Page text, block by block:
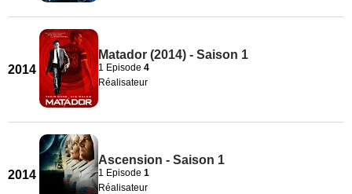
2014
Matador (2014) - Saison 1
1 Episode 4
Réalisateur
2014
Ascension - Saison 1
1 Episode 1
Réalisateur